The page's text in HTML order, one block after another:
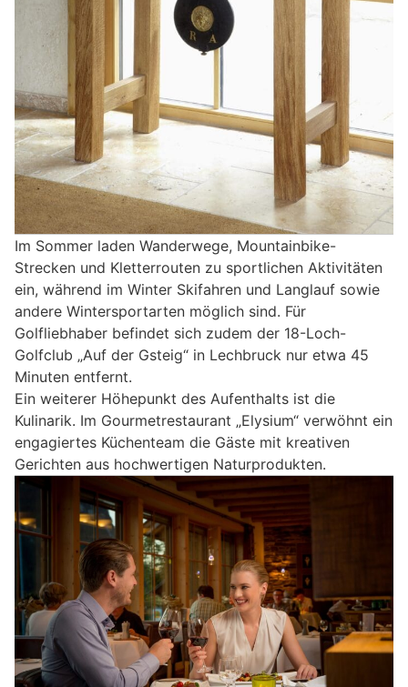
Im Sommer laden Wanderwege, Mountainbike-
Strecken und Kletterrouten zu sportlichen Aktivitäten
ein, während im Winter Skifahren und Langlauf sowie
andere Wintersportarten möglich sind. Für
Golfliebhaber befindet sich zudem der 18-Loch-
Golfclub „Auf der Gsteig“ in Lechbruck nur etwa 45
Minuten entfernt.
Ein weiterer Höhepunkt des Aufenthalts ist die
Kulinarik. Im Gourmetrestaurant „Elysium“ verwöhnt ein
engagiertes Küchenteam die Gäste mit kreativen
Gerichten aus hochwertigen Naturprodukten.